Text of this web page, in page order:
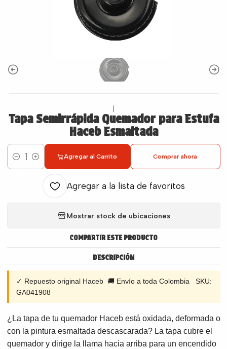
Tapa Semirrápida Quemador para Estufa
Haceb Esmaltada
Cantidad
Agregar al Carrito Comprar ahora
Agregar a la lista de favoritos
Mostrar stock de ubicaciones
COMPARTIR ESTE PRODUCTO
DESCRIPCIÓN
✓ Repuesto original Haceb 🚚 Envío a toda Colombia SKU:
GA041908
¿La tapa de tu quemador Haceb está oxidada, deformada o
con la pintura esmaltada descascarada? La tapa cubre el
quemador y dirige la llama hacia arriba para un encendido